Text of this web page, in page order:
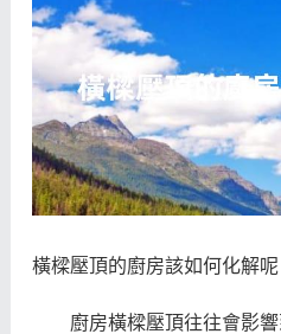
白羊座
算命
八字命理 八字合
橫樑壓頂的廚房該如何化解呢
廚房橫樑壓頂往往會影響